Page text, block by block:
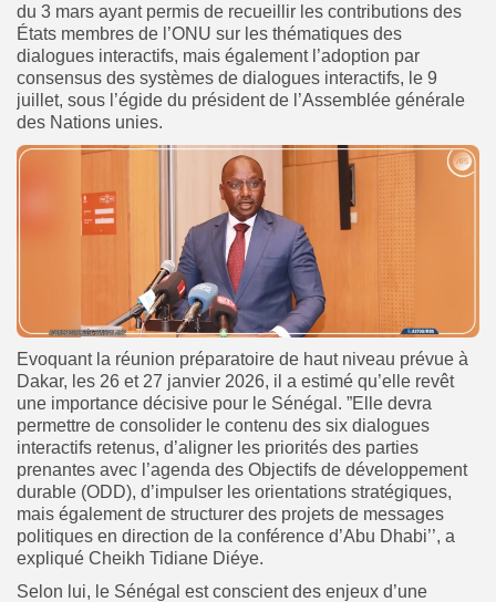
du 3 mars ayant permis de recueillir les contributions des
États membres de l’ONU sur les thématiques des
dialogues interactifs, mais également l’adoption par
consensus des systèmes de dialogues interactifs, le 9
juillet, sous l’égide du président de l’Assemblée générale
des Nations unies.
Evoquant la réunion préparatoire de haut niveau prévue à
Dakar, les 26 et 27 janvier 2026, il a estimé qu’elle revêt
une importance décisive pour le Sénégal. ”Elle devra
permettre de consolider le contenu des six dialogues
interactifs retenus, d’aligner les priorités des parties
prenantes avec l’agenda des Objectifs de développement
durable (ODD), d’impulser les orientations stratégiques,
mais également de structurer des projets de messages
politiques en direction de la conférence d’Abu Dhabi’’, a
expliqué Cheikh Tidiane Diéye.
Selon lui, le Sénégal est conscient des enjeux d’une